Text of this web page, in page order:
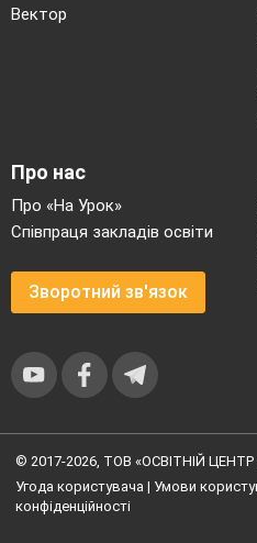
Вектор
Про нас
Про «На Урок»
Співпраця закладів освіти
Зворотний зв'язок
© 2017-2026, ТОВ «ОСВІТНІЙ
Угода користувача | Умови
конфіденційності